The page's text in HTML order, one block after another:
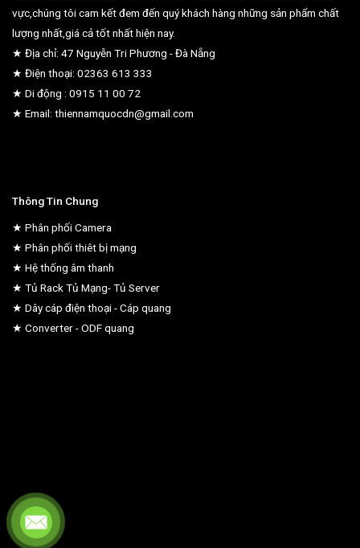
vực,chúng tôi cam kết đem đến quý khách hàng những sản phẩm chất
lượng nhất,giá cả tốt nhất hiện nay.
★ Địa chỉ: 47 Nguyễn Tri Phương - Đà Nẵng
★ Điện thoại: 02363 613 333
★ Di động : 0915 11 00 72
★ Email: thiennamquocdn@gmail.com
Thông Tin Chung
★ Phân phối Camera
★ Phân phối thiêt bị mạng
★ Hệ thống âm thanh
★ Tủ Rack Tủ Mạng- Tủ Server
★ Dây cáp điện thoại - Cáp quang
★ Converter - ODF quang